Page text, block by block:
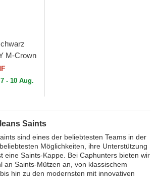
M-Crown
Era
7 - 10 Aug.
Saints
sind eines der beliebtesten Teams in der
Möglichkeiten, ihre Unterstützung
eine Saints-Kappe. Bei Caphunters bieten wir
an Saints-Mützen an, von klassischem
hin zu den modernsten mit innovativen